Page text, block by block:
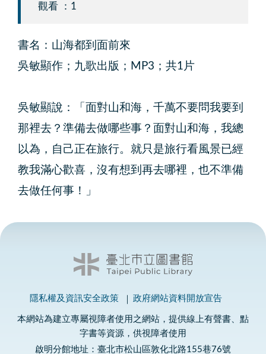
觀看 ：1
書名：山海都到面前來
吳敏顯作；九歌出版；MP3；共1片
吳敏顯說：「面對山和海，千萬不要問我要到
那裡去？準備去做哪些事？面對山和海，我總
以為，自己正在旅行。就只是旅行看風景已經
教我滿心歡喜，沒有想到再去哪裡，也不準備
去做任何事！」
隱私權及資訊安全政策 政府網站資料開放宣告
本網站為建立專屬視障者使用之網站，提供線上有聲書、點
字書等資源，供視障者使用
啟明分館地址：臺北市松山區敦化北路155巷76號